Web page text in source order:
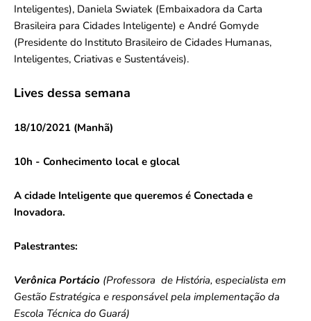
Inteligentes), Daniela Swiatek (Embaixadora da Carta
Brasileira para Cidades Inteligente) e André Gomyde
(Presidente do Instituto Brasileiro de Cidades Humanas,
Inteligentes, Criativas e Sustentáveis).
Lives dessa semana
18/10/2021 (Manhã)
10h - Conhecimento local e glocal
A cidade Inteligente que queremos é Conectada e
Inovadora.
Palestrantes:
Verônica Portácio (Professora de História, especialista em
Gestão Estratégica e responsável pela implementação da
Escola Técnica do Guará)